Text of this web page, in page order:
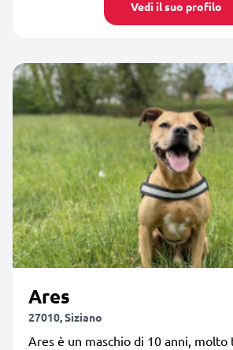
Vedi il suo profilo
Ares
27010, Siziano
Ares è un maschio di 10 anni, molto